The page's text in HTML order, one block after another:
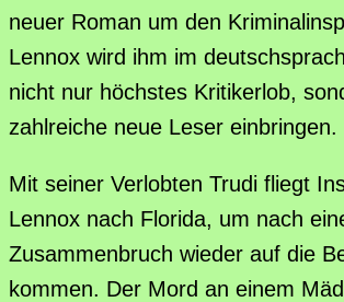
neuer Roman um den
Lennox wird ihm im
nicht nur höchstes Kritikerlob,
zahlreiche neue Leser einbringen.
Mit seiner Verlobten Trudi fliegt
Lennox nach Florida, um nach
Zusammenbruch wieder auf die
kommen. Der Mord an einem